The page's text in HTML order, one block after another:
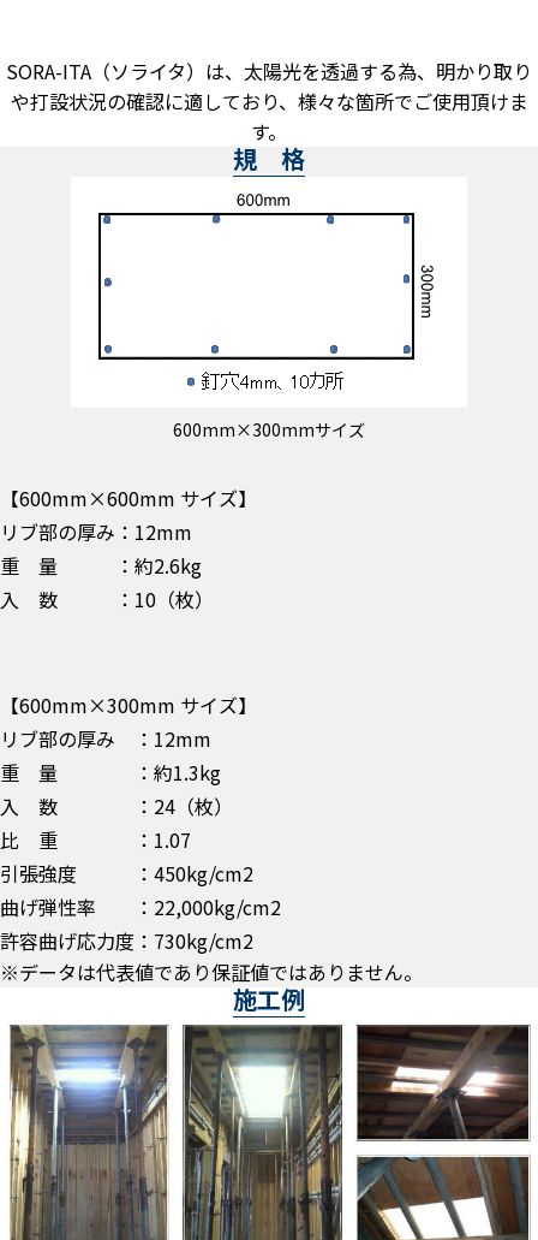
SORA-ITA（ソライタ）は、太陽光を透過する為、明かり取り
や打設状況の確認に適しており、様々な箇所でご使用頂けま
す。
規 格
600mm×300mmサイズ
【600mm×600mm サイズ】
リブ部の厚み：12mm
重 量 ：約2.6kg
入 数 ：10（枚）
【600mm×300mm サイズ】
リブ部の厚み ：12mm
重 量 ：約1.3kg
入 数 ：24（枚）
比 重 ：1.07
引張強度 ：450kg/cm2
曲げ弾性率 ：22,000kg/cm2
許容曲げ応力度：730kg/cm2
※データは代表値であり保証値ではありません。
施工例